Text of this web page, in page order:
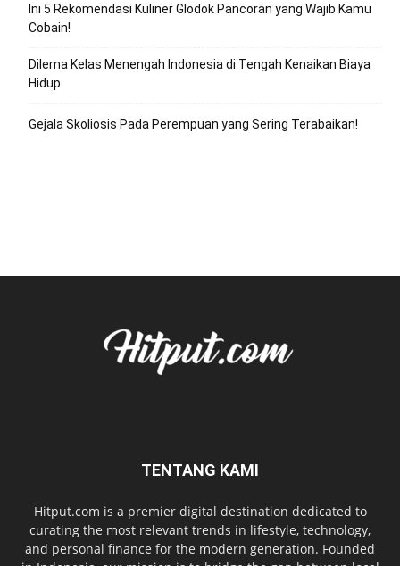
Ini 5 Rekomendasi Kuliner Glodok Pancoran yang Wajib Kamu
Cobain!
Dilema Kelas Menengah Indonesia di Tengah Kenaikan Biaya
Hidup
Gejala Skoliosis Pada Perempuan yang Sering Terabaikan!
TENTANG KAMI
Hitput.com is a premier digital destination dedicated to
curating the most relevant trends in lifestyle, technology,
and personal finance for the modern generation. Founded